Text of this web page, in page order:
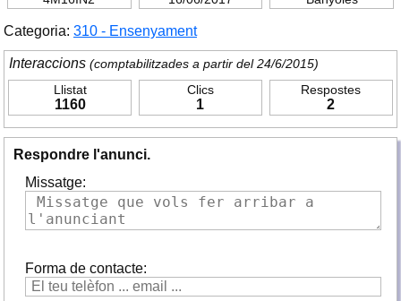
Categoria: 310 - Ensenyament
Interaccions (comptabilitzades a partir del 24/6/2015)
Llistat
1160
Clics
1
Respostes
2
Respondre l'anunci.
Missatge:
Forma de contacte: